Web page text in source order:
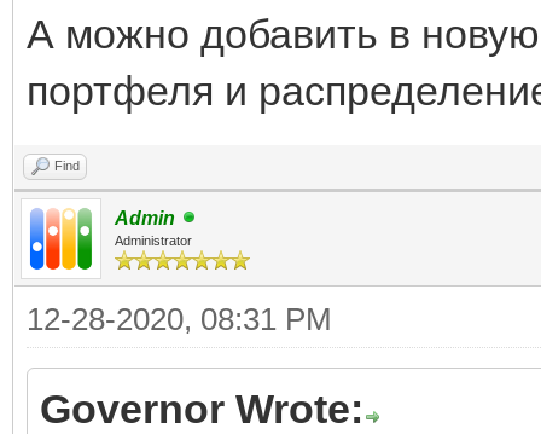
А можно добавить в
портфеля и
Find
Admin
Administrator
12-28-2020, 08:31 PM
Governor Wrote: